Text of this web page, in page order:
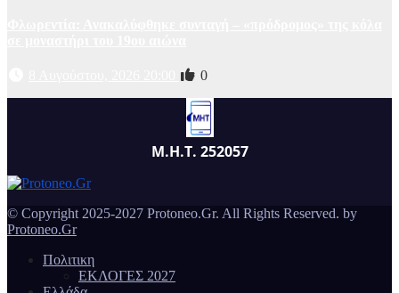
0
Μ.Η.Τ. 252057
© Copyright 2025-2027 Protoneo.Gr. All Rights Reserved. by
Protoneo.Gr
Πολιτικη
ΕΚΛΟΓΕΣ 2027